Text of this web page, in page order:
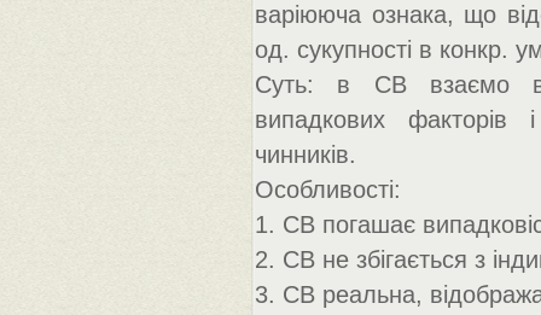
варіююча ознака, що
од. сукупності в конкр.
Суть: в СВ взаємо
випадкових факторів
чинників.
Особливості:
1. СВ погашає
2. СВ не збігається з
3. СВ реальна,